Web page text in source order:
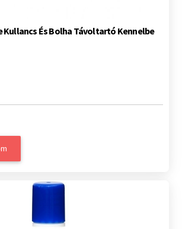
Kullancs És Bolha Távoltartó Kennelbe